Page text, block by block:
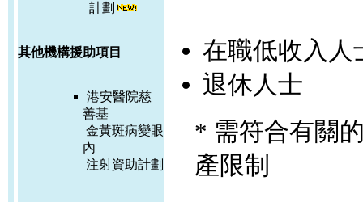
計劃
其他機構援助項目
港安醫院慈
善基
金黃斑病變眼
內
注射資助計劃
在職低收入人
退休人士
* 需符合有關
產限制